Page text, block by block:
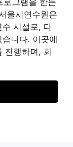
로그램을 한눈
울시연수원은
수 시설로, 다
니다. 이곳에
진행하며, 회